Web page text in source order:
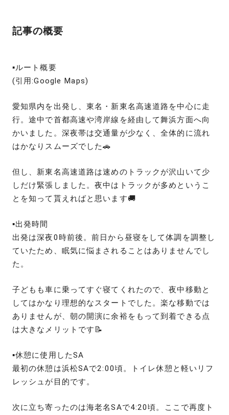
記事の概要
▪️ルート概要
(引用:Google Maps)
愛知県内を出発し、東名・新東名高速道路を中心に走
行。途中で首都高速や湾岸線を経由して舞浜方面へ向
かいました。深夜帯は交通量が少なく、全体的に流れ
はかなりスムーズでした🚗
但し、新東名高速道路は速めのトラックが沢山いて少
しだけ緊張しました。夜中はトラックが多めというこ
とを知って貰えればと思います🚚
▪️出発時間
出発は深夜0時前後。前日から昼寝をして体調を調整し
ていたため、眠気に悩まされることはありませんでし
た。
子どもも車に乗ってすぐ寝てくれたので、夜中移動と
してはかなり理想的なスタートでした。楽な移動では
ありませんが、朝の開演に余裕をもって到着できる点
は大きなメリットです📝
▪️休憩に使用したSA
最初の休憩は浜松SAで2:00頃。トイレ休憩と軽いリフ
レッシュが目的です。
次に立ち寄ったのは海老名SAで4:20頃。ここで再度ト